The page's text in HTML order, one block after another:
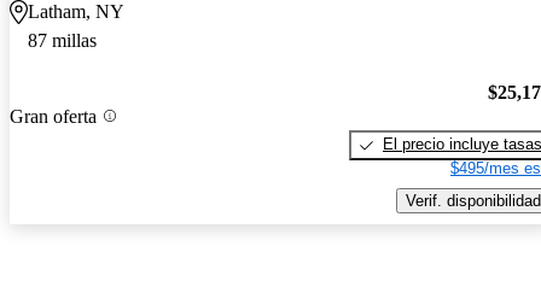
Latham, NY
87 millas
Gran oferta
El precio incluye tasas
$495/mes
Verif. disponibilidad